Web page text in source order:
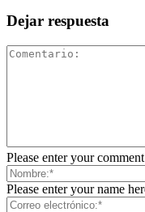
Dejar respuesta
Please enter your
Please enter your name